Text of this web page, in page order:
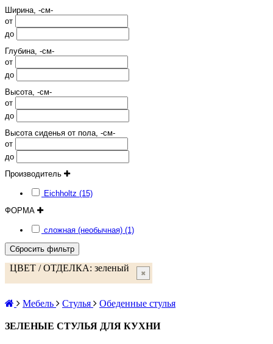
Ширина, -см-
от
до
Глубина, -см-
от
до
Высота, -см-
от
до
Высота сиденья от пола, -см-
от
до
Производитель
Eichholtz (15)
ФОРМА
сложная (необычная) (1)
Сбросить фильтр
ЦВЕТ / ОТДЕЛКА: зеленый ✖
Мебель Стулья Обеденные стулья
ЗЕЛЕНЫЕ СТУЛЬЯ ДЛЯ КУХНИ